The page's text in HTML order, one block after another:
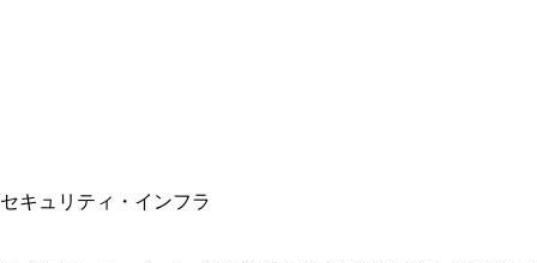
セキュリティ・インフラ